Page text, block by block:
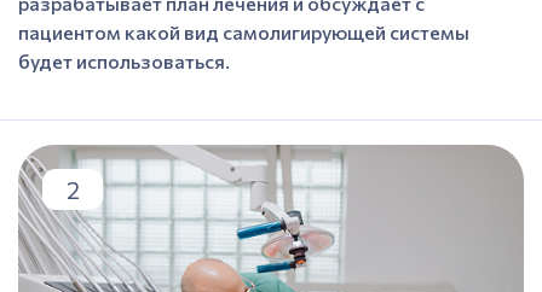
пациентом какой вид самолигирующей системы
будет использоваться.
2